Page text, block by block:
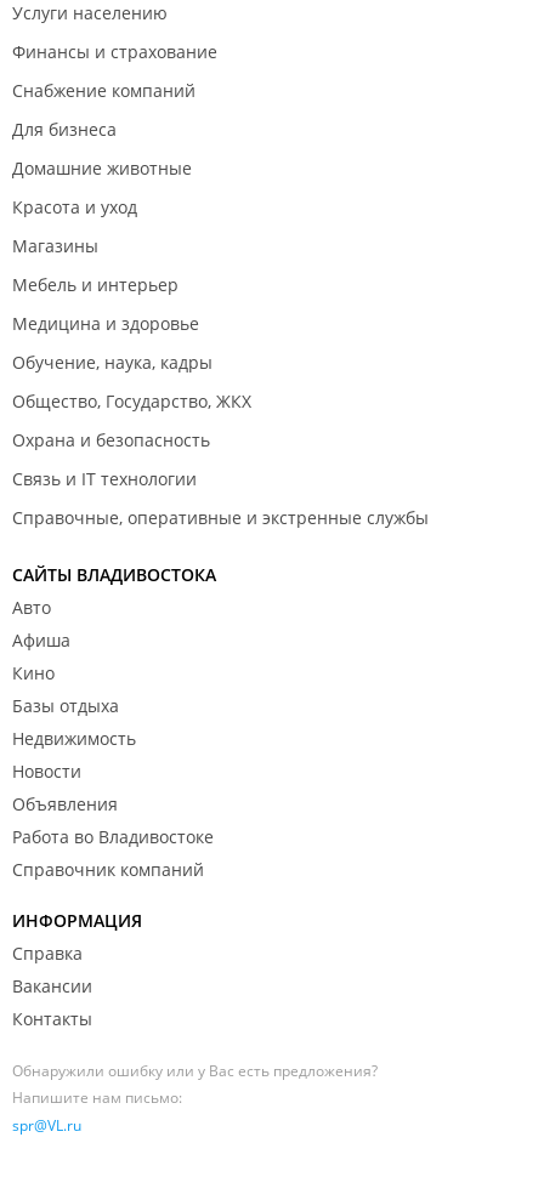
Услуги населению
Финансы и страхование
Снабжение компаний
Для бизнеса
Домашние животные
Красота и уход
Магазины
Мебель и интерьер
Медицина и здоровье
Обучение, наука, кадры
Общество, Государство, ЖКХ
Охрана и безопасность
Связь и IT технологии
Справочные, оперативные и экстренные службы
САЙТЫ ВЛАДИВОСТОКА
Авто
Афиша
Кино
Базы отдыха
Недвижимость
Новости
Объявления
Работа во Владивостоке
Справочник компаний
ИНФОРМАЦИЯ
Справка
Вакансии
Контакты
Обнаружили ошибку или у Вас есть предложения?
Напишите нам письмо:
spr@VL.ru